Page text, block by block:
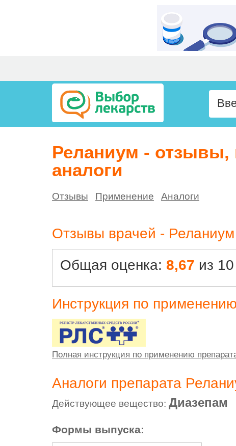
Реланиум - отзывы,
аналоги
Отзывы Применение Аналоги
Отзывы врачей - Реланиум
Общая оценка: 8,67 из 10
Инструкция по применению
Полная инструкция по применению
Аналоги препарата
Действующее вещество: Диазепам
Формы выпуска: